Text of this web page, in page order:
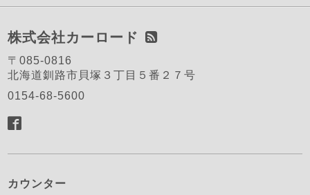
株式会社カーロード
〒085-0816
北海道釧路市貝塚３丁目５番２７号
0154-68-5600
カウンター